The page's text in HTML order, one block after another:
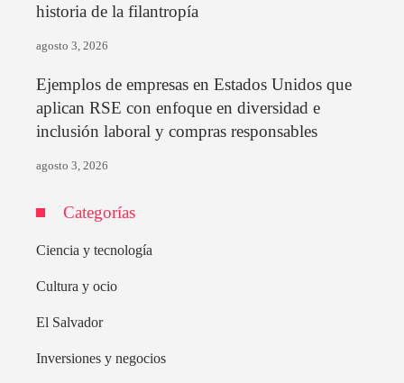
historia de la filantropía
agosto 3, 2026
Ejemplos de empresas en Estados Unidos que
aplican RSE con enfoque en diversidad e
inclusión laboral y compras responsables
agosto 3, 2026
Categorías
Ciencia y tecnología
Cultura y ocio
El Salvador
Inversiones y negocios